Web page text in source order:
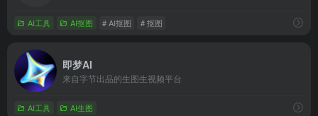
AI工具 AI抠图 # AI抠图 # 抠图
即梦AI
来自字节出品的生图生视频平台
AI工具 AI生图